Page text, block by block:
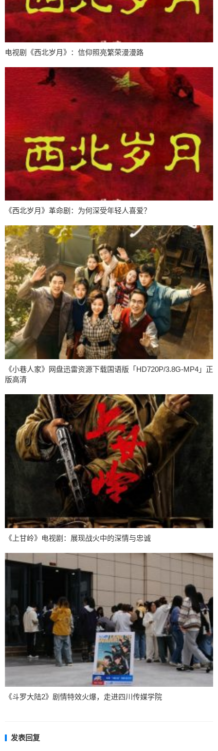
电视剧《西北岁月》：信仰照亮繁荣漫漫路
《西北岁月》革命剧：为何深受年轻人喜爱？
《小巷人家》网盘迅雷资源下载国语版「HD720P/3.8G-MP4」正
版高清
《上甘岭》电视剧：展现战火中的深情与忠诚
《斗罗大陆2》剧情特效火爆，走进四川传媒学院
发表回复